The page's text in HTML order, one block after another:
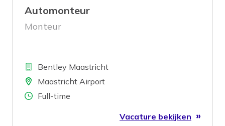
Automonteur
Monteur
BedrijfBentley Maastricht
LocatieMaastricht Airport
Aantal uren
Full-time
Vacature bekijken